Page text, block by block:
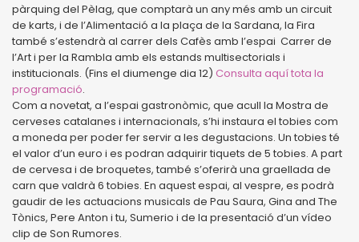
pàrquing del Pèlag, que comptarà un any més amb un circuit
de karts, i de l’Alimentació a la plaça de la Sardana, la Fira
també s’estendrà al carrer dels Cafès amb l’espai Carrer de
l’Art i per la Rambla amb els estands multisectorials i
institucionals. (Fins el diumenge dia 12) Consulta aquí tota la
programació.
Com a novetat, a l’espai gastronòmic, que acull la Mostra de
cerveses catalanes i internacionals, s’hi instaura el tobies com
a moneda per poder fer servir a les degustacions. Un tobies té
el valor d’un euro i es podran adquirir tiquets de 5 tobies. A part
de cervesa i de broquetes, també s’oferirà una graellada de
carn que valdrà 6 tobies. En aquest espai, al vespre, es podrà
gaudir de les actuacions musicals de Pau Saura, Gina and The
Tònics, Pere Anton i tu, Sumerio i de la presentació d’un vídeo
clip de Son Rumores.